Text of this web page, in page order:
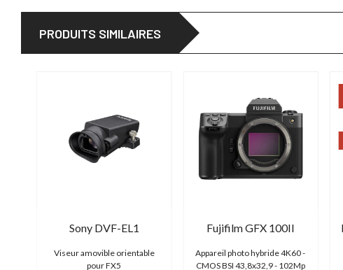
PRODUITS SIMILAIRES
Sony DVF-EL1
Viseur amovible orientable
pour FX5
Fujifilm GFX 100II
Appareil photo hybride 4K60 -
CMOS BSI 43,8x32,9 - 102Mp